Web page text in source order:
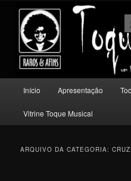
conteúdo
principal
conteúdo
secundário
Toque Musical
Um lugar para quem escuta
principal
Início Apresentação
Vitrine Toque Musical
ARQUIVO DA CATEGORIA: